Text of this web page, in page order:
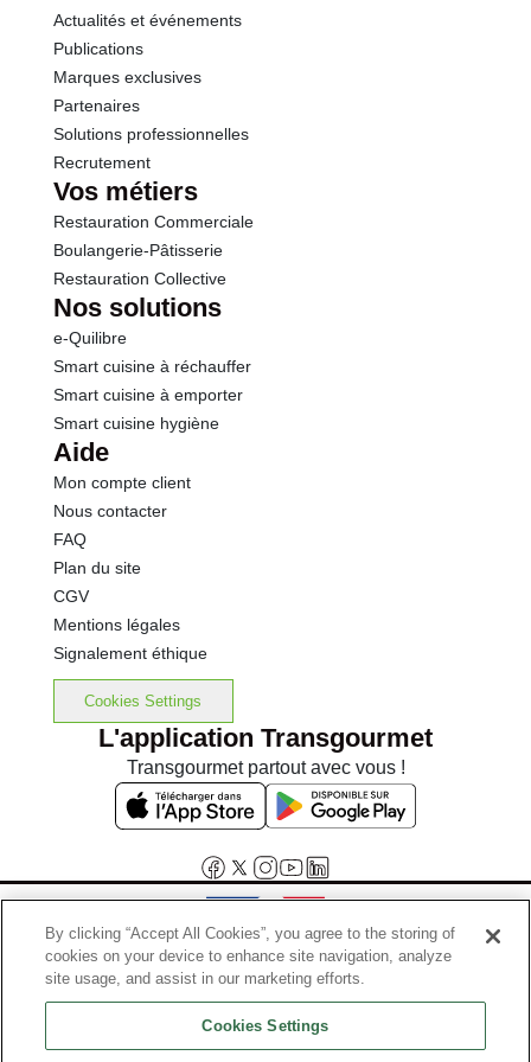
Actualités et événements
Publications
Marques exclusives
Partenaires
Solutions professionnelles
Recrutement
Vos métiers
Restauration Commerciale
Boulangerie-Pâtisserie
Restauration Collective
Nos solutions
e-Quilibre
Smart cuisine à réchauffer
Smart cuisine à emporter
Smart cuisine hygiène
Aide
Mon compte client
Nous contacter
FAQ
Plan du site
CGV
Mentions légales
Signalement éthique
Cookies Settings
L'application Transgourmet
Transgourmet partout avec vous !
Interdiction de vente de boissons alcooliques aux mineurs de
moins de 18 ans
La preuve de majorité de l'acheteur est exigée au moment de la vente
By clicking “Accept All Cookies”, you agree to the storing of
cookies on your device to enhance site navigation, analyze
site usage, and assist in our marketing efforts.
Cookies Settings